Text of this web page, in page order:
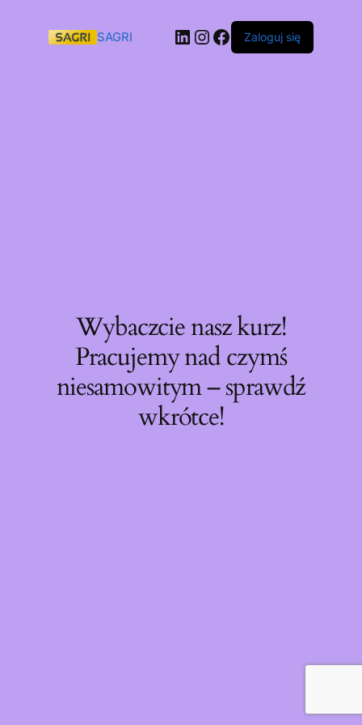
SAGRI Zaloguj się
Wybaczcie nasz kurz!
Pracujemy nad czymś
niesamowitym – sprawdź
wkrótce!